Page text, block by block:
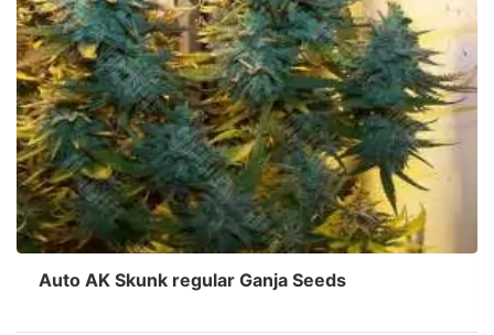
Auto AK Skunk regular Ganja Seeds